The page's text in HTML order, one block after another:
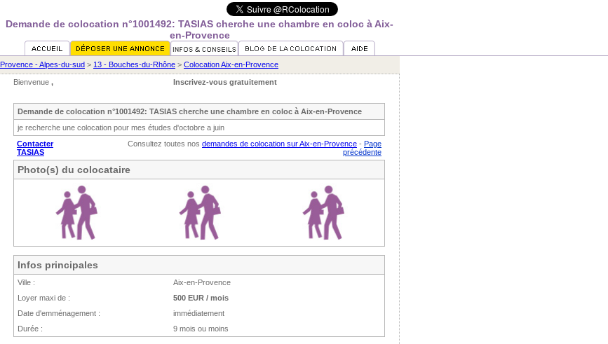
Demande de colocation n°1001492: TASIAS cherche une chambre en coloc à Aix-
en-Provence
Provence - Alpes-du-sud > 13 - Bouches-du-Rhône > Colocation Aix-en-Provence
Bienvenue , Inscrivez-vous gratuitement
Demande de colocation n°1001492: TASIAS cherche une chambre en coloc à Aix-en-Provence
je recherche une colocation pour mes études d'octobre a juin
Contacter
TASIAS
Consultez toutes nos demandes de colocation sur Aix-en-Provence - Page
précédente
Photo(s) du colocataire
Infos principales
Ville :
Aix-en-Provence
Loyer maxi de :
500 EUR / mois
Date d'emménagement :
immédiatement
Durée :
9 mois ou moins